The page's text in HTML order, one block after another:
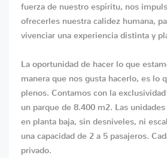
fuerza de nuestro espíritu, nos
ofrecerles nuestra calidez humana,
vivenciar una experiencia distinta y
La oportunidad de hacer lo que
manera que nos gusta hacerlo, es lo
plenos. Contamos con la
un parque de 8.400 m2. Las
en planta baja, sin desniveles, ni
una capacidad de 2 a 5 pasajeros.
privado.